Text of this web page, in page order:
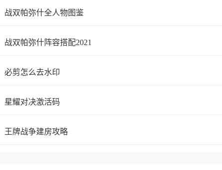
战双帕弥什全人物图鉴
战双帕弥什阵容搭配2021
必剪怎么去水印
星耀对决激活码
王牌战争建房攻略